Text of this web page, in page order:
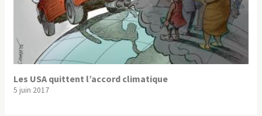
Les USA quittent l’accord climatique
5 juin 2017